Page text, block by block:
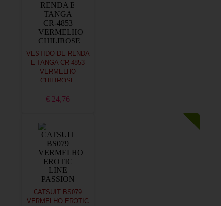
VESTIDO DE RENDA
E TANGA CR-4853
VERMELHO
CHILIROSE
€ 24,76
CATSUIT BS079
VERMELHO EROTIC